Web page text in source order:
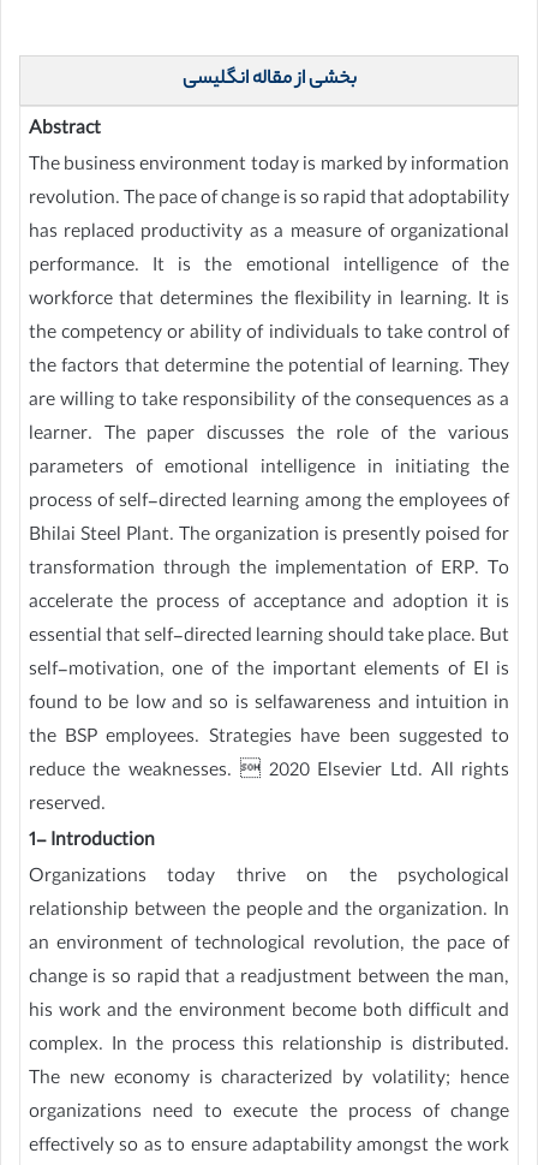
بخشی از مقاله انگلیسی
Abstract
The business environment today is marked by information
revolution. The pace of change is so rapid that adoptability
has replaced productivity as a measure of organizational
performance. It is the emotional intelligence of the
workforce that determines the flexibility in learning. It is
the competency or ability of individuals to take control of
the factors that determine the potential of learning. They
are willing to take responsibility of the consequences as a
learner. The paper discusses the role of the various
parameters of emotional intelligence in initiating the
process of self-directed learning among the employees of
Bhilai Steel Plant. The organization is presently poised for
transformation through the implementation of ERP. To
accelerate the process of acceptance and adoption it is
essential that self-directed learning should take place. But
self-motivation, one of the important elements of EI is
found to be low and so is selfawareness and intuition in
the BSP employees. Strategies have been suggested to
reduce the weaknesses.  2020 Elsevier Ltd. All rights
reserved.
1- Introduction
Organizations today thrive on the psychological
relationship between the people and the organization. In
an environment of technological revolution, the pace of
change is so rapid that a readjustment between the man,
his work and the environment become both difficult and
complex. In the process this relationship is distributed.
The new economy is characterized by volatility; hence
organizations need to execute the process of change
effectively so as to ensure adaptability amongst the work